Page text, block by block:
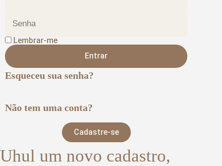
Lembrar-me
Entrar
Esqueceu sua senha?
Não tem uma conta?
Cadastre-se
Uhul um novo cadastro,